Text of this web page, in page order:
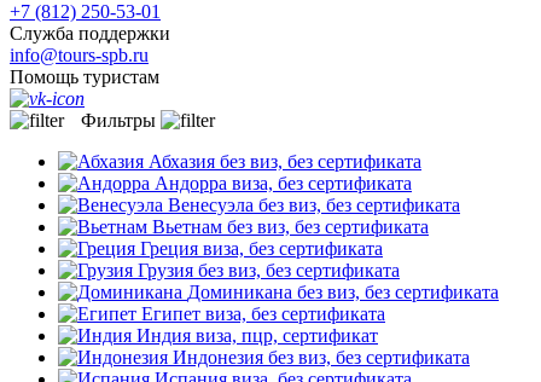
+7 (812) 250-53-01
Служба поддержки
info@tours-spb.ru
Помощь туристам
Фильтры
Абхазия без виз, без сертификата
Андорра виза, без сертификата
Венесуэла без виз, без сертификата
Вьетнам без виз, без сертификата
Греция виза, без сертификата
Грузия без виз, без сертификата
Доминикана без виз, без сертификата
Египет виза, без сертификата
Индия виза, пцр, сертификат
Индонезия без виз, без сертификата